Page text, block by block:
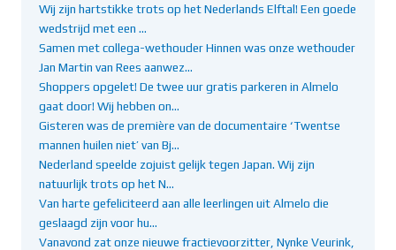
Wij zijn hartstikke trots op het Nederlands Elftal! Een goede
wedstrijd met een …
Samen met collega-wethouder Hinnen was onze wethouder
Jan Martin van Rees aanwez…
Shoppers opgelet! De twee uur gratis parkeren in Almelo
gaat door! Wij hebben on…
Gisteren was de première van de documentaire ‘Twentse
mannen huilen niet’ van Bj…
Nederland speelde zojuist gelijk tegen Japan. Wij zijn
natuurlijk trots op het N…
Van harte gefeliciteerd aan alle leerlingen uit Almelo die
geslaagd zijn voor hu…
Vanavond zat onze nieuwe fractievoorzitter, Nynke Veurink,